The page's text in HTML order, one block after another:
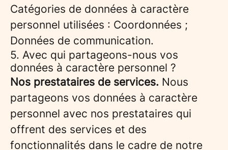
Catégories de données à caractère
personnel utilisées : Coordonnées ;
Données de communication.
5. Avec qui partageons-nous vos
données à caractère personnel ?
Nos prestataires de services. Nous
partageons vos données à caractère
personnel avec nos prestataires qui
offrent des services et des
fonctionnalités dans le cadre de notre